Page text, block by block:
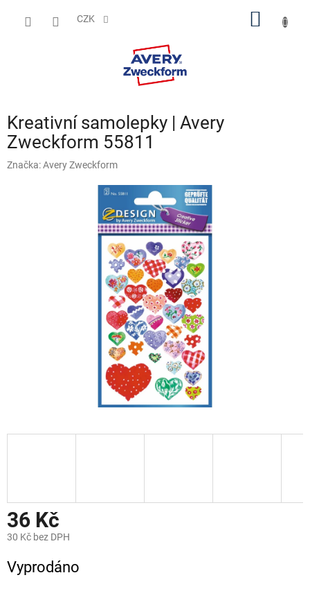
CZK
Kreativní samolepky | Avery
Zweckform 55811
Značka:Avery Zweckform
36 Kč
30 Kč bez DPH
cena:
Vyprodáno